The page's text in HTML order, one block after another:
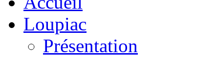
Loupiac
Présentation